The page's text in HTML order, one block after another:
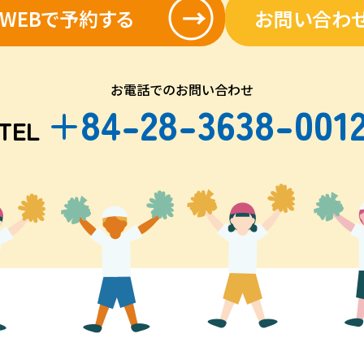
で予約する お問い合わ
お電話でのお問い合わせ
+84-28-3638-